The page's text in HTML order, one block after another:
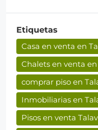
Etiquetas
Casa en venta en
Chalets en venta en
comprar piso en
Inmobiliarias en
Pisos en venta